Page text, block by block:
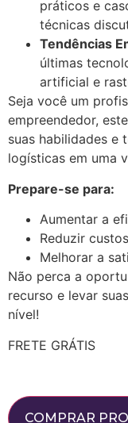
práticos e
técnicas
Tendências
últimas
artificial e
Seja você um
empreendedor,
suas habilidades e
logísticas em uma
Prepare-se para:
Aumentar a
Reduzir
Melhorar a
Não perca a
recurso e levar
nível!
FRETE GRÁTIS
COMPRAR